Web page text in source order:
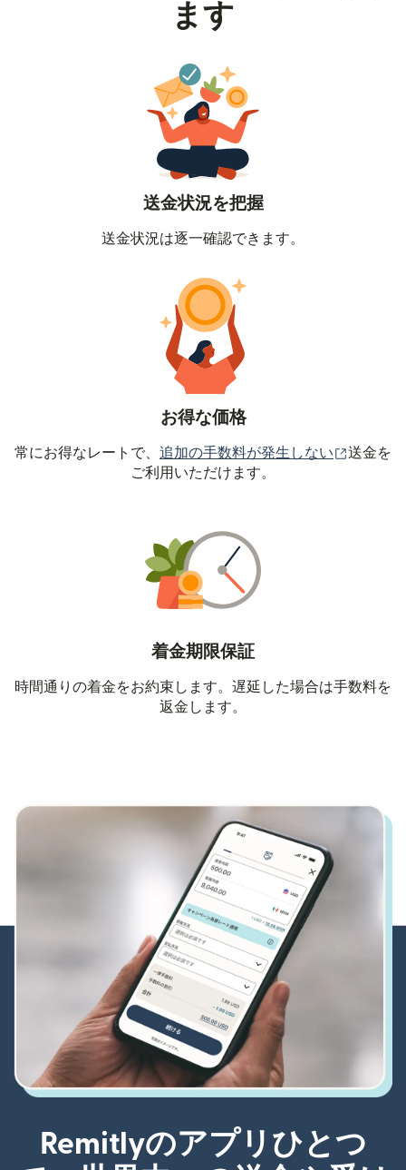
ます
送金状況を把握
送金状況は逐一確認できます。
お得な価格
常にお得なレートで、 追加の手数料が発生しない （別ウ
送金を
ご利用いただけます。
着金期限保証
時間通りの着金をお約束します。遅延した場合は手数料を
返金します。
Remitlyのアプリひとつ